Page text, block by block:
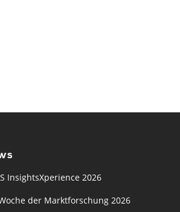
InsightsXperience 2026
der Marktforschung 2026